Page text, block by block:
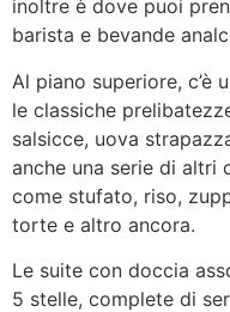
inoltre è dove puoi
barista e bevande
Al piano superiore, c’è
le classiche
salsicce, uova
anche una serie di altri
come stufato, riso,
torte e altro ancora.
Le suite con doccia
5 stelle, complete di